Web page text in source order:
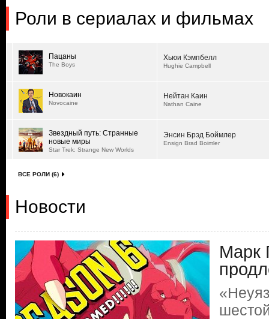
Роли в сериалах и фильмах
Пацаны
The Boys
Хьюи Кэмпбелл
Hughie Campbell
Новокаин
Novocaine
Нейтан Каин
Nathan Caine
Звездный путь: Странные
новые миры
Star Trek: Strange New Worlds
Энсин Брэд Боймлер
Ensign Brad Boimler
ВСЕ РОЛИ (6)
Новости
Марк